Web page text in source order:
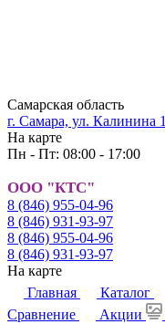
Самарская область
г. Самара, ул. Калинина 1
На карте
Пн - Пт: 08:00 - 17:00
ООО "КТС"
8 (846) 955-04-96
8 (846) 931-93-97
8 (846) 955-04-96
8 (846) 931-93-97
На карте
Главная
Каталог
Сравнение
Акции